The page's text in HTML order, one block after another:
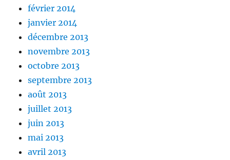
février 2014
janvier 2014
décembre 2013
novembre 2013
octobre 2013
septembre 2013
août 2013
juillet 2013
juin 2013
mai 2013
avril 2013